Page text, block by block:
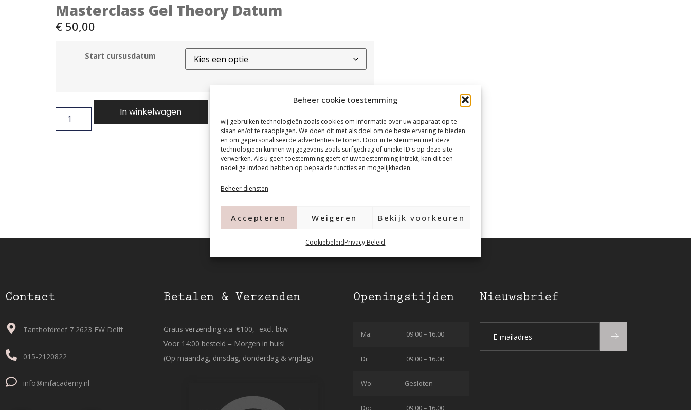
Beheer cookie toestemming
wij gebruiken technologieën zoals cookies om informatie over uw apparaat op te
slaan en/of te raadplegen. We doen dit met als doel om de beste ervaring te bieden
en om gepersonaliseerde advertenties te tonen. Door in te stemmen met deze
technologieën kunnen wij gegevens zoals surfgedrag of unieke ID's op deze site
verwerken. Als u geen toestemming geeft of uw toestemming intrekt, kan dit een
nadelige invloed hebben op bepaalde functies en mogelijkheden.
Beheer diensten
Accepteren Weigeren Bekijk voorkeuren
CookiebeleidPrivacy Beleid
Masterclass Gel Theory Datum
€50,00
Start cursusdatum
In winkelwagen
Contact
Tanthofdreef 7 2623 EW Delft
015-2120822
info@mfacademy.nl
Betalen & Verzenden
Gratis verzending v.a. €100,- excl. btw
Voor 14:00 besteld = Morgen in huis!
(Op maandag, dinsdag, donderdag & vrijdag)
Openingstijden
Ma: 09.00 – 16.00
Di: 09.00 – 16.00
Wo: Gesloten
Do: 09.00 – 16.00
Nieuwsbrief